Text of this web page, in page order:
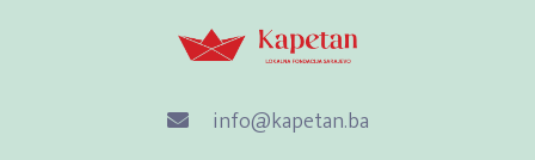
info@kapetan.ba